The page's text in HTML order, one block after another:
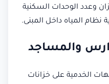
وعدد الوحدات السكنية
المياه داخل المبنى.
والمساجد
الخدمية على خزانات